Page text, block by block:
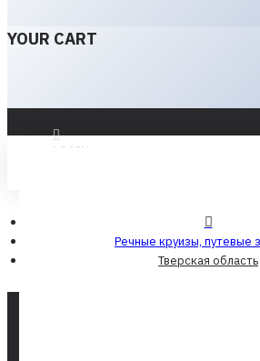
YOUR CART
LOGIN
Речные круизы, путевые
Тверская область
Тверская